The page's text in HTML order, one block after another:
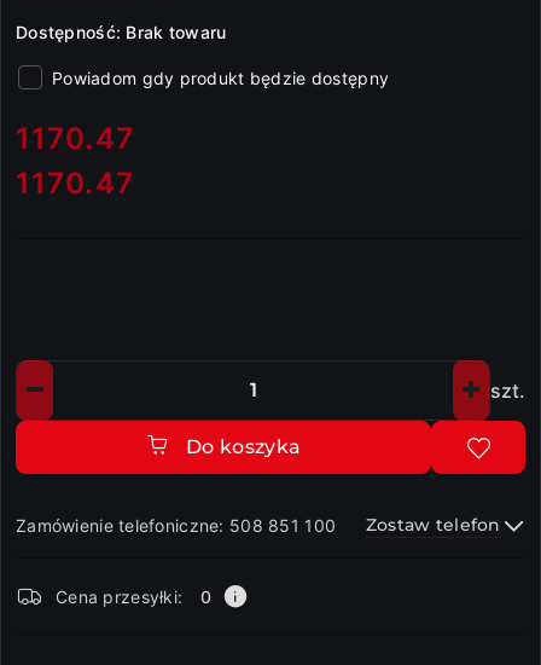
Dostępność: Brak towaru
Powiadom gdy produkt będzie dostępny
cena:
1170.47
Cena:
1170.47
Ilość szt.
Do koszyka
Zamówienie telefoniczne: 508 851 100 Zostaw telefon
i
Cena przesyłki: 0